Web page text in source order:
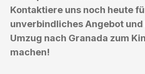
Kontaktiere uns noch heute
unverbindliches Angebot und
Umzug nach Granada zum
machen!